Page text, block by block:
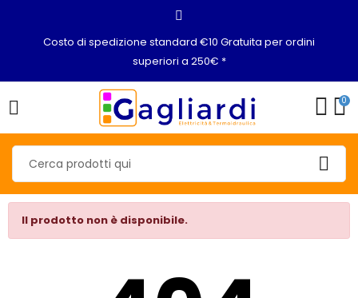
Costo di spedizione standard €10 Gratuita per ordini
superiori a 250€ *
0
Il prodotto non è disponibile.